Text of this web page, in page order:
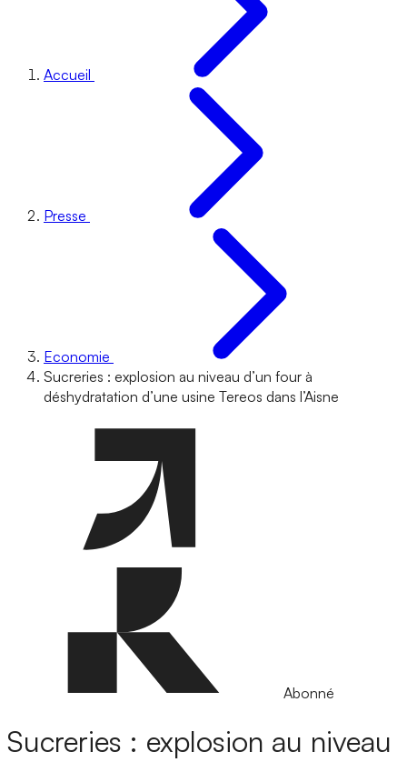
Accueil
Presse
Economie
Sucreries : explosion au niveau d’un four à
déshydratation d’une usine Tereos dans l’Aisne
Abonné
Sucreries : explosion au niveau